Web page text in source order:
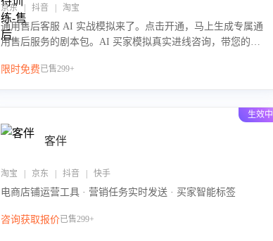
京东 | 抖音 | 淘宝
通用售后客服 AI 实战模拟来了。点击开通，马上生成专属通
用售后服务的剧本包。AI 买家模拟真实进线咨询，带您的客
对要点，轻松提升服务能力。
限时免费已售299+
生效中
客伴
淘宝 | 京东 | 抖音 | 快手
电商店铺运营工具 · 营销任务实时发送 · 买家智能标签
咨询获取报价已售299+